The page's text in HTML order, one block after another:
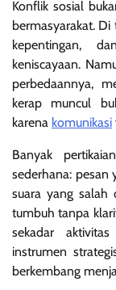
Konflik sosial
bermasyarakat. Di
kepentingan,
keniscayaan.
perbedaannya,
kerap muncul
karena komunikasi
Banyak
sederhana: pesan
suara yang salah
tumbuh tanpa
sekadar
instrumen
berkembang